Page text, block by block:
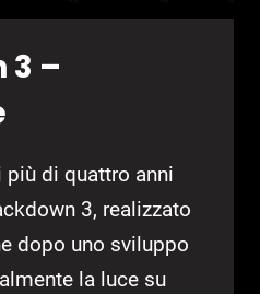
3 –
di quattro anni
3, realizzato
dopo uno sviluppo
la luce su